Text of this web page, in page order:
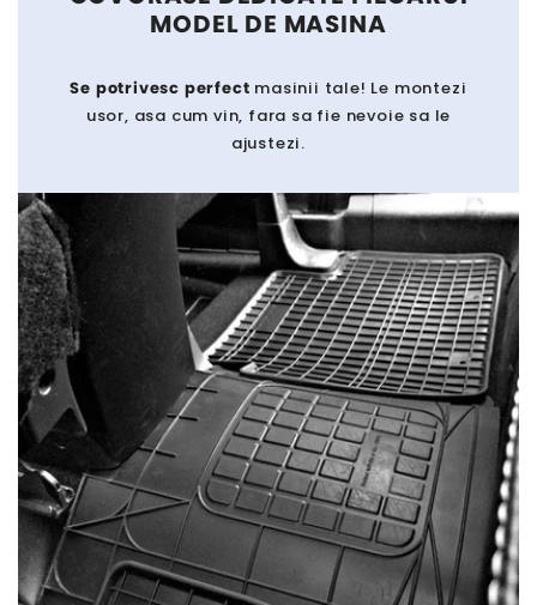
MODEL DE MASINA
Se potrivesc perfect masinii tale! Le montezi
usor, asa cum vin, fara sa fie nevoie sa le
ajustezi.